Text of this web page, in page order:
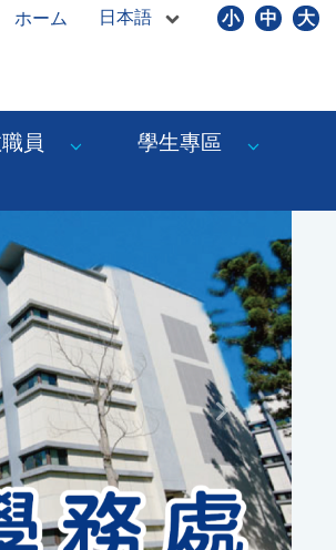
ホーム 日本語 小 中 大
員
學生專區
Next